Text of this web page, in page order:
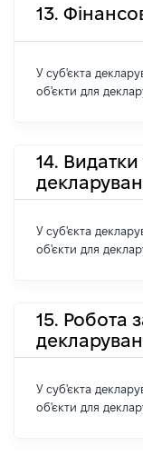
13.
У суб'єкта
об'єкти для
14.
У суб'єкта
об'єкти для
15. Робота
У суб'єкта
об'єкти для